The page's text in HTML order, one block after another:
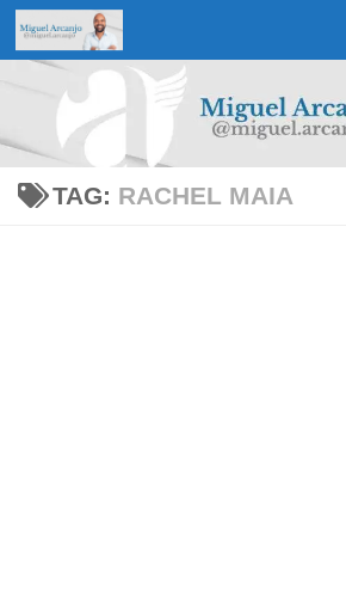
Skip to content
TAG: RACHEL MAIA